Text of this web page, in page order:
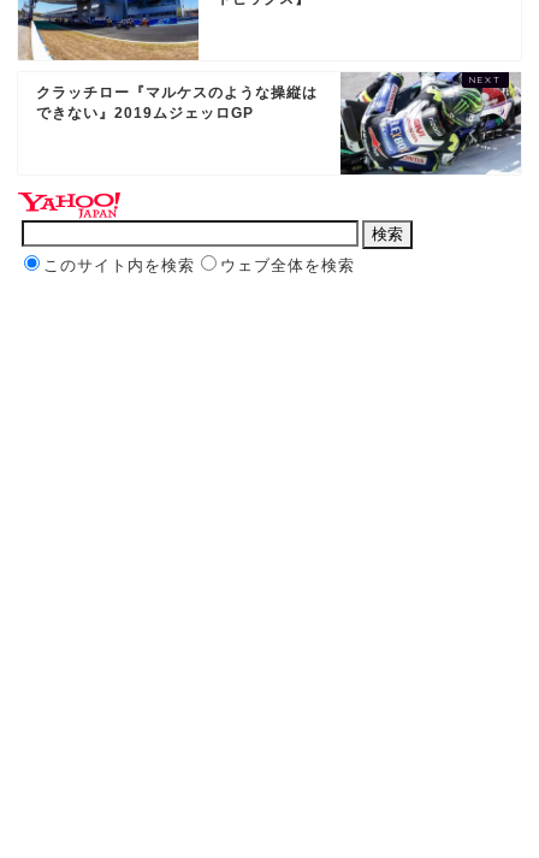
クラッチロー『マルケスのような操縦は
できない』2019ムジェッロGP
このサイト内を検索 ウェブ全体を検索